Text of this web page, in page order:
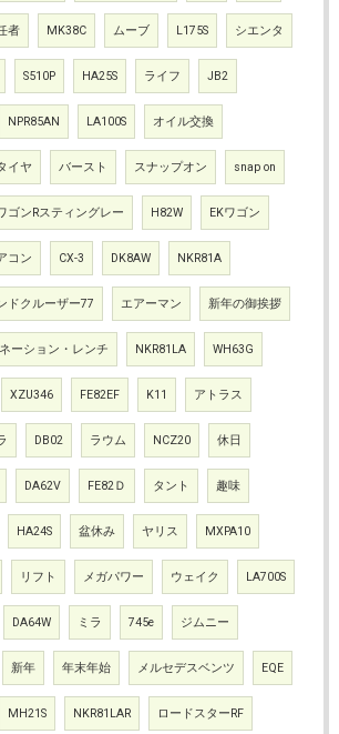
者 MK38C ムーブ L175S シエンタ
S510P HA25S ライフ JB2
NPR85AN LA100S オイル交換
イヤ バースト スナップオン snap on
ゴンRスティングレー H82W EKワゴン
コン CX-3 DK8AW NKR81A
ドクルーザー77 エアーマン 新年の御挨拶
ーション・レンチ NKR81LA WH63G
XZU346 FE82EF K11 アトラス
DB02 ラウム NCZ20 休日
DA62V FE82Ｄ タント 趣味
HA24S 盆休み ヤリス MXPA10
リフト メガパワー ウェイク LA700S
DA64W ミラ 745e ジムニー
新年 年末年始 メルセデスベンツ EQE
MH21S NKR81LAR ロードスターRF